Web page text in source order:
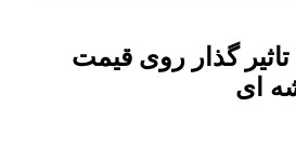
گذار روی قیمت
ای